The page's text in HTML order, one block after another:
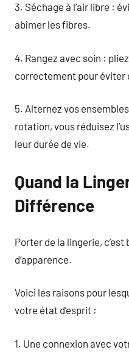
3. Séchage à l’air libre :
abîmer les fibres.
4. Rangez avec soin :
correctement pour éviter
5. Alternez vos
rotation, vous réduisez
leur durée de vie.
Quand la
Différence
Porter de la lingerie, c’est
d’apparence.
Voici les raisons pour
votre état d’esprit :
1. Une connexion avec